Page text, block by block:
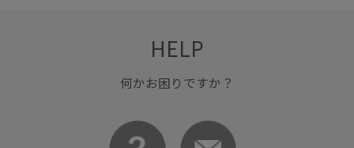
HELP
何かお困りですか？